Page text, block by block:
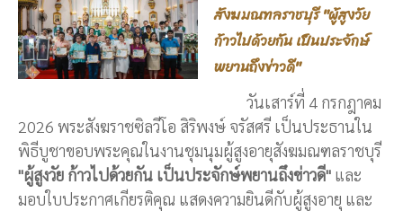
สังฆมณฑลราชบุรี "ผู้สูงวัย
ก้าวไปด้วยกัน เป็นประจักษ์
พยานถึงข่าวดี"
วันเสาร์ที่ 4 กรกฎาคม
2026 พระสังฆราชซิลวีโอ สิริพงษ์ จรัสศรี เป็นประธานใน
พิธีบูชาขอบพระคุณในงานชุมนุมผู้สูงอายุสังฆมณฑลราชบุรี
"ผู้สูงวัย ก้าวไปด้วยกัน เป็นประจักษ์พยานถึงข่าวดี" และ
มอบใบประกาศเกียรติคุณ แสดงความยินดีกับผู้สูงอายุ และ